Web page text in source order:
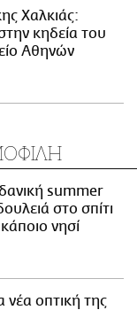
Χαλκιάς:
κηδεία του
Αθηνών
summer
στο σπίτι
νησί
νέα οπτική της